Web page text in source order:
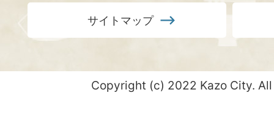
サイトマップ
Copyright (c) 2022 Kazo City.